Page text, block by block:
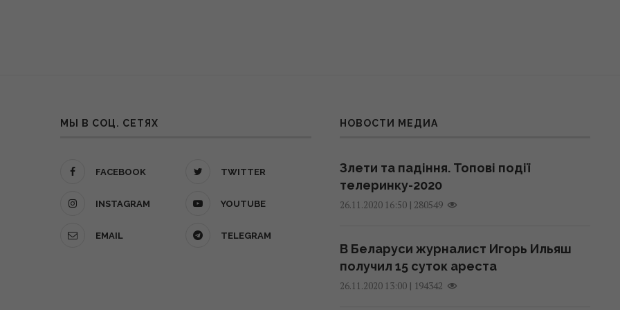
МЫ В СОЦ. СЕТЯХ
FACEBOOK TWITTER
INSTAGRAM YOUTUBE
EMAIL TELEGRAM
НОВОСТИ МЕДИА
Злети та падіння. Топові події
телеринку-2020
26.11.2020 16:50| 280549
В Беларуси журналист Игорь Ильяш
получил 15 суток ареста
26.11.2020 13:00| 194342